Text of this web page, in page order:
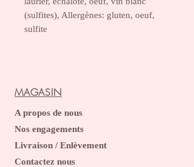
(sulfites), Allergènes: gluten, oeuf,
sulfite
MAGASIN
A propos de nous
Nos engagements
Livraison / Enlèvement
Contactez nous